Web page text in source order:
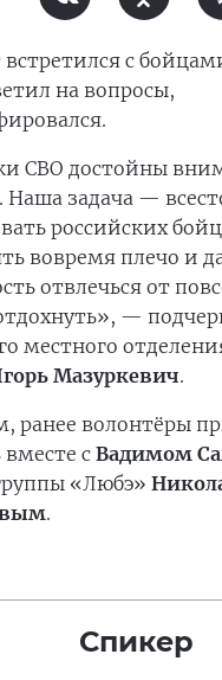
с
на вопросы,
СВО достойны
Наша задача —
российских
вовремя плечо и
отвлечься от
—
местного
Мазуркевич.
ранее волонтёры
вместе с Вадимом
«Любэ»
.
Спикер